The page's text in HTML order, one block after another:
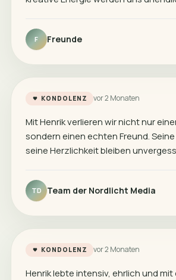
F Freunde
KONDOLENZ vor 2 Monaten
Mit Henrik verlieren wir nicht nur
sondern einen echten Freund.
seine Herzlichkeit bleiben
TD Team der Nordlicht Media
KONDOLENZ vor 2 Monaten
Henrik lebte intensiv, ehrlich und